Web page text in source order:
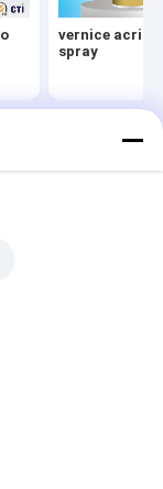
vernice
spray
©
Rights Reserved.